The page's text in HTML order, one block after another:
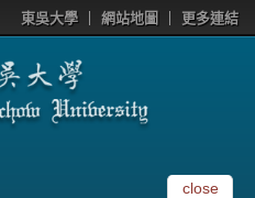
東吳大學 網站地圖 更多連結
close